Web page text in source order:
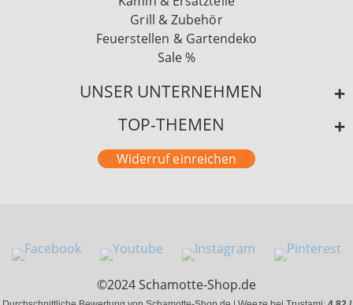
Grill & Zubehör
Feuerstellen & Gartendeko
Sale %
UNSER UNTERNEHMEN
TOP-THEMEN
Widerruf einreichen
©2024 Schamotte-Shop.de